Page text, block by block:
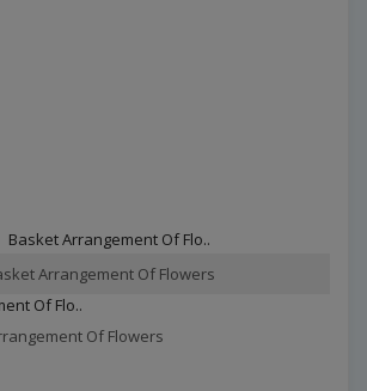
Arrangement Of Flowers
Of Flo..
Of Flowers